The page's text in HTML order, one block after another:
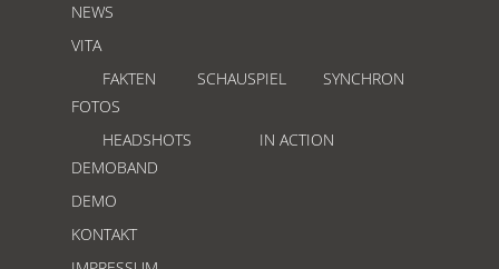
NEWS
VITA
FAKTEN
SCHAUSPIEL
SYNCHRON
FOTOS
HEADSHOTS
IN ACTION
DEMOBAND
DEMO
KONTAKT